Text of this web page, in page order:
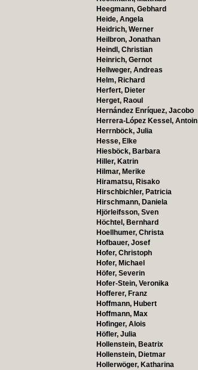
Heegmann, Gebhard
Heide, Angela
Heidrich, Werner
Heilbron, Jonathan
Heindl, Christian
Heinrich, Gernot
Hellweger, Andreas
Helm, Richard
Herfert, Dieter
Herget, Raoul
Hernández Enríquez, Jacobo
Herrera-López Kessel, Antoin
Herrnböck, Julia
Hesse, Elke
Hiesböck, Barbara
Hiller, Katrin
Hilmar, Merike
Hiramatsu, Risako
Hirschbichler, Patricia
Hirschmann, Daniela
Hjörleifsson, Sven
Höchtel, Bernhard
Hoellhumer, Christa
Hofbauer, Josef
Hofer, Christoph
Hofer, Michael
Höfer, Severin
Hofer-Stein, Veronika
Hofferer, Franz
Hoffmann, Hubert
Hoffmann, Max
Hofinger, Alois
Höfler, Julia
Hollenstein, Beatrix
Hollenstein, Dietmar
Hollerwöger, Katharina